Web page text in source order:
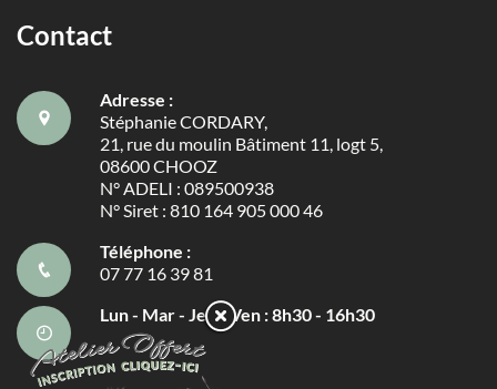
Contact
Adresse :
Stéphanie CORDARY,
21, rue du moulin Bâtiment 11, logt 5,
08600 CHOOZ
N° ADELI : 089500938
N° Siret : 810 164 905 000 46
Téléphone :
07 77 16 39 81
Lun - Mar - Jeu - Ven : 8h30 - 16h30